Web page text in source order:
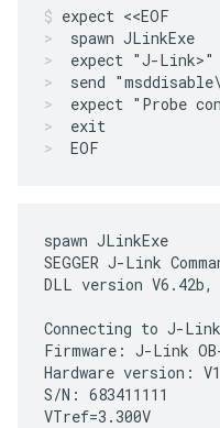
expect <<EOF
spawn JLinkExe
expect "J-Link>"
send
expect "Probe
exit
EOF
spawn JLinkExe
SEGGER J-Link
DLL version
Connecting to J-
Firmware: J-Link
Hardware version:
S/N: 683411111
VTref=3.300V